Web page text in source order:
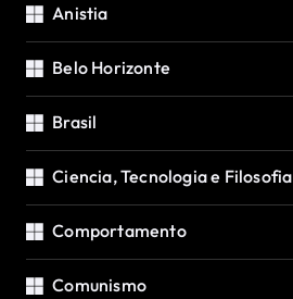
Anistia
Belo Horizonte
Brasil
Ciencia, Tecnologia e Filosofia
Comportamento
Comunismo